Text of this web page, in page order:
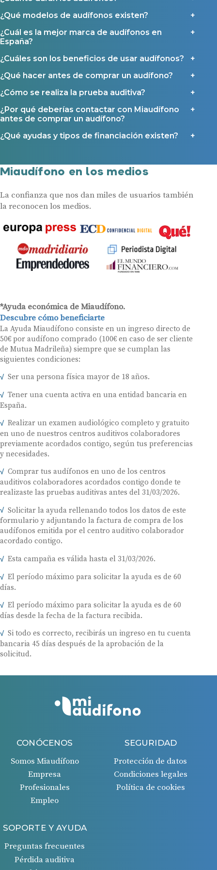
¿Qué modelos de audífonos existen?
¿Cuál es la mejor marca de audífonos en
España?
¿Cuáles son los beneficios de usar audífonos?
¿Qué hacer antes de comprar un audífono?
¿Cómo se realiza la prueba auditiva?
¿Por qué deberías contactar con Miaudífono
antes de comprar un audífono?
¿Qué ayudas y tipos de financiación existen?
Miaudífono en los medios
La confianza que nos dan miles de usuarios también
la reconocen los medios.
*Ayuda económica de Miaudífono.
Descubre cómo beneficiarte
La Ayuda Miaudífono consiste en un ingreso directo de
50€ por audífono comprado (100€ en caso de ser cliente
de Mutua Madrileña) siempre que se cumplan las
siguientes condiciones:
Ser una persona física mayor de 18 años.
Tener una cuenta activa en una entidad bancaria en
España.
Realizar un examen audiológico completo y gratuito
en uno de nuestros centros auditivos colaboradores
previamente acordados contigo, según tus preferencias
y necesidades.
Comprar tus audífonos en uno de los centros
auditivos colaboradores acordados contigo donde te
realizaste las pruebas auditivas antes del 31/03/2026.
Solicitar la ayuda rellenando todos los datos de este
formulario y adjuntando la factura de compra de los
audífonos emitida por el centro auditivo colaborador
acordado contigo.
Esta campaña es válida hasta el 31/03/2026.
El período máximo para solicitar la ayuda es de 60
días.
El período máximo para solicitar la ayuda es de 60
días desde la fecha de la factura recibida.
Si todo es correcto, recibirás un ingreso en tu cuenta
bancaria 45 días después de la aprobación de la
solicitud.
CONÓCENOS
Somos Miaudífono
Empresa
Profesionales
Empleo
SEGURIDAD
Protección de datos
Condiciones legales
Política de cookies
SOPORTE Y AYUDA
Preguntas frecuentes
Pérdida auditiva
Ayuda Miaudífono hasta 200€*
Ayudas para audífonos en Castilla-La Mancha
Ayudas y subvenciones en La Rioja
Ayudas para audífonos en Galicia
Contacto